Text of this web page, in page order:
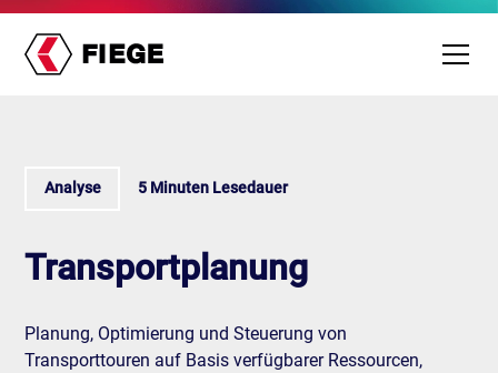
Analyse 5 Minuten Lesedauer
Transportplanung
Planung, Optimierung und Steuerung von
Transporttouren auf Basis verfügbarer Ressourcen,